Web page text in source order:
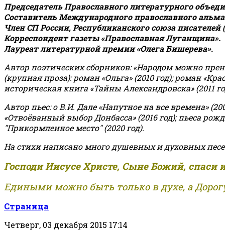
Председатель Православного литературного
Составитель Международного православного
Член СП России, Республиканского союза
Корреспондент газеты «Православная Луганщина».
Лауреат литературной премии «Олега Бишерева».
Автор поэтических сборников: «Народом можно
(крупная проза): роман «Ольга» (2010 год); роман
историческая книга «Тайны Александровска» (2011
Автор пьес: о В.И. Дале «Напутное на все времена»
«Отвоёванный выбор Донбасса» (2016 год); пьеса
"Прикормленное место" (2020 год).
На стихи написано много душевных и духовных
Господи Иисусе Христе, Сыне Божий,
Едиными можно быть только в духе, а
Страница
Четверг, 03 декабря 2015 17:14